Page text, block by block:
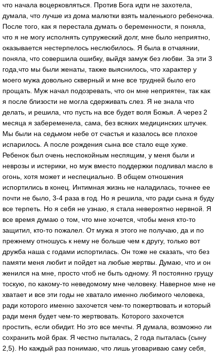
что начала воцерковляться. Против Бога идти не захотела,
думала, что лучше из дома малютки взять маленького ребеночка.
После того, как я перестала думать о беременности, я поняла,
что я не могу исполнять супружеский долг, мне было неприятно,
оказывается нестерпелось неслюбилось. Я была в отчаянии,
поняла, что совершила ошибку, выйдя замуж без любви. За эти 3
года,что мы были женаты, также выяснилось, что характер у
моего мужа довольно скверный и мне все трудней было его
прощать. Муж начал подозревать, что он мне неприятен, так как
я после близости не могла сдерживать слез. Я не знала что
делать, и решила, что пусть на все будет воля Божья. А через 2
месяца я забеременела, сама, без всяких медицинских штучек.
Мы были на седьмом небе от счастья и казалось все плохое
испарилось. А после рождения сына все стало еще хуже.
Ребенок был очень неспокойным неспящим, у меня были и
неврозы и истерики, но муж вместо поддержки подливал масло в
огонь, хотя может и неспециально. В общем отношения
испортились в конец. Интимная жизнь не наладилась, точнее ее
почти не было, 3-4 раза в год. Но я решила, что ради сына я буду
все терпеть. Но я себя не узнаю, я стала невероятно нервной. Я
все время думаю о том, что мне хочется, чтобы меня кто-то
защитил, кто-то пожалел. От мужа я этого не получаю, да и по
прежнему отношусь к нему не больше чем к другу, только вот
дружба наша с годами испортилась. Он тоже не сказать, что без
памяти меня любит и пойдет на любые жертвы. Думаю, что и он
женился на мне, просто чтоб не быть одному. Я постоянно грущу
тоскую, по какому-то неведомому мне человеку. Наверное мне не
хватает и все эти годы не хватало именно любимого человека,
ради которого именно захочется чем-то пожертвовать и который
ради меня будет чем-то жертвовать. Которого захочется
простить, если обидит. Но это все мечты. Я думала, возможно ли
сохранить мой брак. Я честно пыталась, 2 года пыталась (сыну
2,5). Но каждый раз понимаю, что лишь уговариваю саму себя,